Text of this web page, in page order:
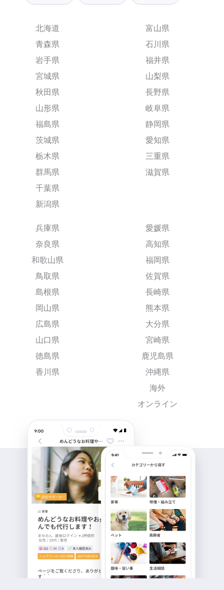
北海道
青森県
岩手県
宮城県
秋田県
山形県
福島県
茨城県
栃木県
群馬県
千葉県
新潟県
富山県
石川県
福井県
山梨県
長野県
岐阜県
静岡県
愛知県
三重県
滋賀県
兵庫県
奈良県
和歌山県
鳥取県
島根県
岡山県
広島県
山口県
徳島県
香川県
愛媛県
高知県
福岡県
佐賀県
長崎県
熊本県
大分県
宮崎県
鹿児島県
沖縄県
海外
オンライン